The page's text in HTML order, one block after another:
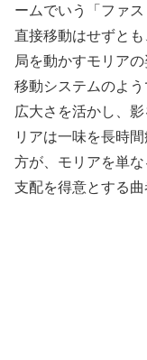
ームでいう「ファ
直接移動はせずと
局を動かすモリア
移動システムのよ
広大さを活かし、
リアは一味を長時
方が、モリアを単
支配を得意とする曲